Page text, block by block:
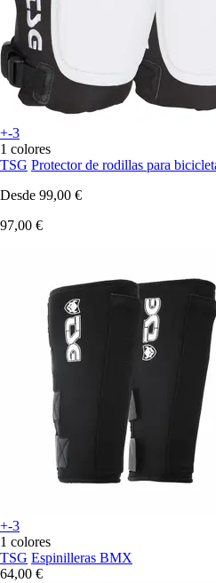
+-3
1 colores
TSG Protector de rodillas para
Desde 99,00 €
97,00 €
+-3
1 colores
TSG Espinilleras BMX
64,00 €